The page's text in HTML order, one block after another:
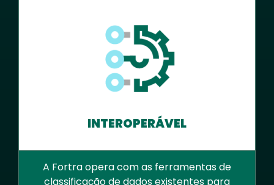
INTEROPERÁVEL
A Fortra opera com as ferramentas de
classificação de dados existentes para